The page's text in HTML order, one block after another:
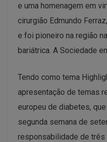
e uma homenagem em
cirurgião Edmundo
e foi pioneiro na região
bariátrica. A Sociedade
Tendo como tema
apresentação de temas
europeu de diabetes,
segunda semana de
responsabilidade de